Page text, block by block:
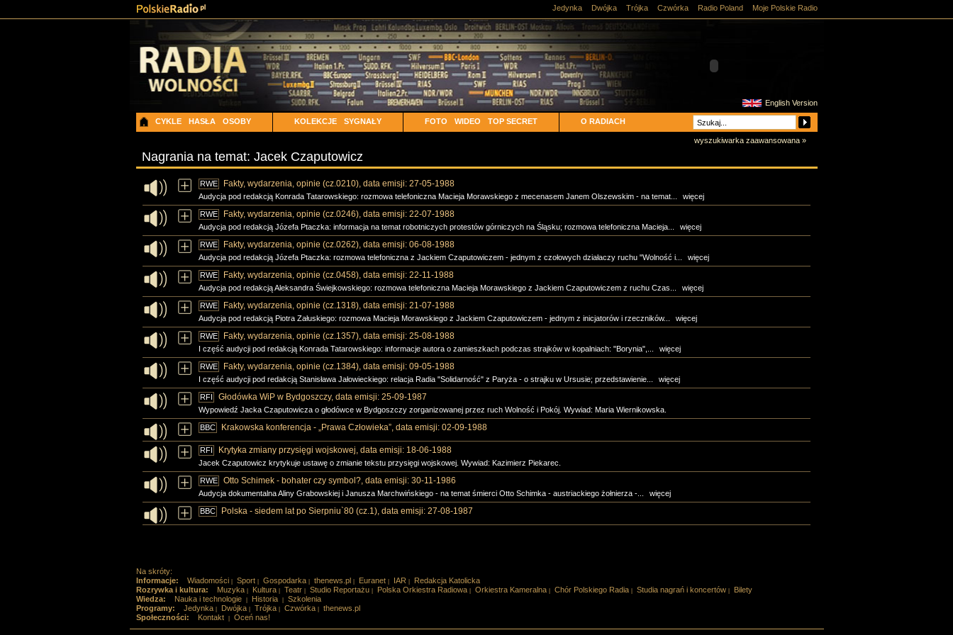
Jedynka Dwójka Trójka Czwórka Radio Poland Moje Polskie Radio
English Version
CYKLE HASŁA OSOBY KOLEKCJE SYGNAŁY FOTO WIDEO TOP SECRET O RADIACH
wyszukiwarka zaawansowana »
Nagrania na temat: Jacek Czaputowicz
RWE Fakty, wydarzenia, opinie (cz.0210), data emisji: 27-05-1988
Audycja pod redakcją Konrada Tatarowskiego: rozmowa telefoniczna Macieja Morawskiego z mecenasem Janem Olszewskim - na temat... więcej
RWE Fakty, wydarzenia, opinie (cz.0246), data emisji: 22-07-1988
Audycja pod redakcją Józefa Ptaczka: informacja na temat robotniczych protestów górniczych na Śląsku; rozmowa telefoniczna Macieja... więcej
RWE Fakty, wydarzenia, opinie (cz.0262), data emisji: 06-08-1988
Audycja pod redakcją Józefa Ptaczka: rozmowa telefoniczna z Jackiem Czaputowiczem - jednym z czołowych działaczy ruchu "Wolność i... więcej
RWE Fakty, wydarzenia, opinie (cz.0458), data emisji: 22-11-1988
Audycja pod redakcją Aleksandra Świejkowskiego: rozmowa telefoniczna Macieja Morawskiego z Jackiem Czaputowiczem z ruchu Czas... więcej
RWE Fakty, wydarzenia, opinie (cz.1318), data emisji: 21-07-1988
Audycja pod redakcją Piotra Załuskiego: rozmowa Macieja Morawskiego z Jackiem Czaputowiczem - jednym z inicjatorów i rzeczników... więcej
RWE Fakty, wydarzenia, opinie (cz.1357), data emisji: 25-08-1988
I część audycji pod redakcją Konrada Tatarowskiego: informacje autora o zamieszkach podczas strajków w kopalniach: "Borynia",... więcej
RWE Fakty, wydarzenia, opinie (cz.1384), data emisji: 09-05-1988
I część audycji pod redakcją Stanisława Jałowieckiego: relacja Radia "Solidarność" z Paryża - o strajku w Ursusie; przedstawienie... więcej
RFI Głodówka WiP w Bydgoszczy, data emisji: 25-09-1987
Wypowiedź Jacka Czaputowicza o głodówce w Bydgoszczy zorganizowanej przez ruch Wolność i Pokój. Wywiad: Maria Wiernikowska.
BBC Krakowska konferencja - „Prawa Człowieka”, data emisji: 02-09-1988
RFI Krytyka zmiany przysięgi wojskowej, data emisji: 18-06-1988
Jacek Czaputowicz krytykuje ustawę o zmianie tekstu przysięgi wojskowej. Wywiad: Kazimierz Piekarec.
RWE Otto Schimek - bohater czy symbol?, data emisji: 30-11-1986
Audycja dokumentalna Aliny Grabowskiej i Janusza Marchwińskiego - na temat śmierci Otto Schimka - austriackiego żołnierza -... więcej
BBC Polska - siedem lat po Sierpniu`80 (cz.1), data emisji: 27-08-1987
Na skróty:
Informacje:
Wiadomości Sport Gospodarka thenews.pl Euranet IAR
Redakcja Katolicka
Rozrywka i kultura:
Muzyka Kultura Teatr Studio Reportażu Polska Orkiestra Radiowa Orkiestra Kameralna Chór Polskiego Radia Studia nagrań i koncertów
Bilety
Wiedza:
Nauka i technologie Historia
Szkolenia
Programy:
Jedynka Dwójka Trójka Czwórka
thenews.pl
Społeczności:
Kontakt Oceń nas!